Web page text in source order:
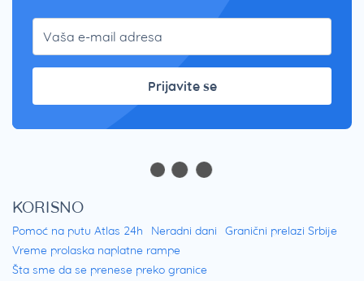
Prijavite se
KORISNO
Pomoć na putu Atlas 24h Neradni dani
Granični prelazi Srbije
Vreme prolaska naplatne rampe
Šta sme da se prenese preko granice